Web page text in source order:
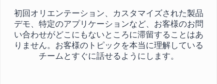
初回オリエンテーション、カスタマイズされた製品
デモ、特定のアプリケーションなど、お客様のお問
い合わせがどこにもないところに滞留することはあ
りません。お客様のトピックを本当に理解している
チームとすぐに話せるようにします。